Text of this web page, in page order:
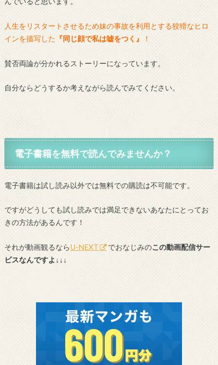
人生をリスタートさせるため妹の事故を利用とする狡猾なヒロ
インを描写した
『同じ顔で私は嘘をつく』 ！
賛否両論が分かれるストーリーになっています。
自分ならどうするか考えながら読んでみてください。
電子書籍を無料で読んでみませんか？
電子書籍は試し読み以外では無料での購読は不可能です。
ですがどうしても試し読みでは満足できないあなたにとってお
きの方法があるんです！
それが動画観るならU-NEXT でおなじみのこの動画配信サー
ビスなんですよ↓↓↓